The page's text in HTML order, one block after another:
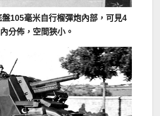
盤105毫米自行榴彈炮內部，可見4
分佈，空間狹小。